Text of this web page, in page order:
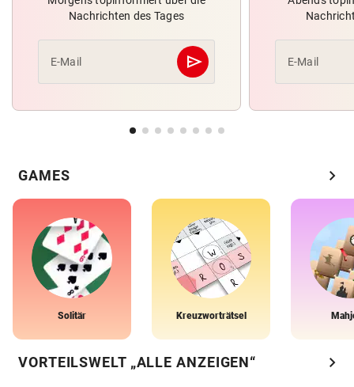
Nachrichten des Tages
E-Mail send
Abschicken E-Mail
GAMES chevron_right
Solitär Kreuzworträtsel
VORTEILSWELT „ALLE ANZEIGEN“ chevron_right